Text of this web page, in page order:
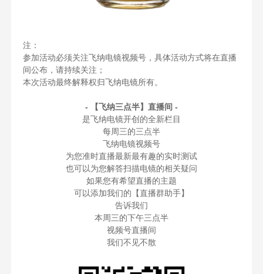
注：
参加活动必须关注飞纳电镜视频号，具体活动方式将在直播
间公布，请持续关注；
本次活动最终解释权归飞纳电镜所有。
- 【飞纳三点半】直播间 -
是飞纳电镜开创的全新栏目
每周三的三点半
飞纳电镜视频号
为您准时直播最新最有趣的实时测试
也可以为您解答扫描电镜的相关疑问
如果您有希望直播的主题
可以添加我们的【直播群助手】
告诉我们
本周三的下午三点半
视频号直播间
我们不见不散